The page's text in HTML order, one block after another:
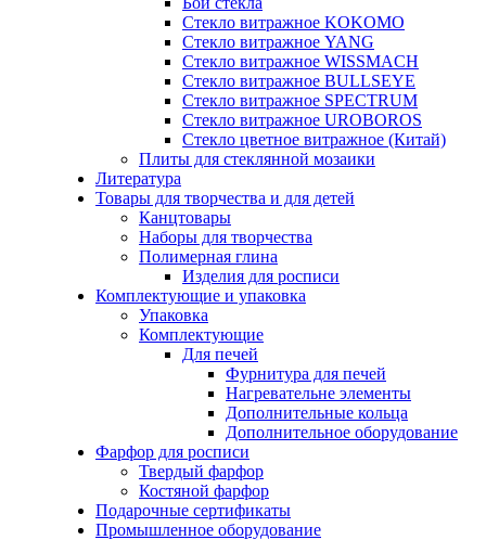
Стекло витражное KOKOMO
Стекло витражное YANG
Стекло витражное WISSMACH
Стекло витражное BULLSEYE
Стекло витражное SPECTRUM
Стекло витражное UROBOROS
Стекло цветное витражное (Китай)
Плиты для стеклянной мозаики
Литература
Товары для творчества и для детей
Канцтовары
Наборы для творчества
Полимерная глина
Изделия для росписи
Комплектующие и упаковка
Упаковка
Комплектующие
Для печей
Фурнитура для печей
Нагревательне элементы
Дополнительные кольца
Дополнительное оборудование
Фарфор для росписи
Твердый фарфор
Костяной фарфор
Подарочные сертификаты
Промышленное оборудование